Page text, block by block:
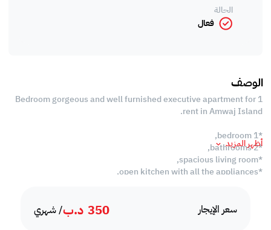
سعر الإيجار 350 د.ب/ شهري
الحالة
فعال
الوصف
1 Bedroom gorgeous and well furnished executive apartment for
rent in Amwaj Island.
*1 bedroom,
*2 bathrooms,
*spacious living room,
*open kitchen with all the appliances,
أظهر المزيد